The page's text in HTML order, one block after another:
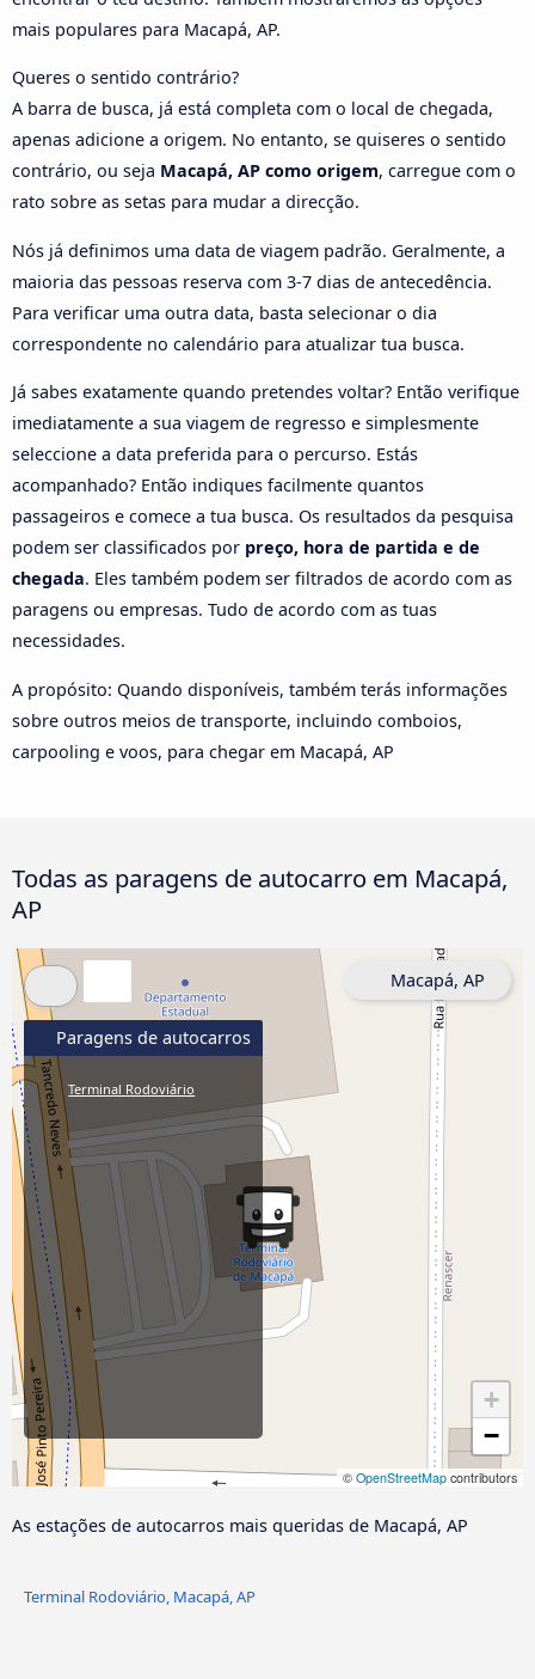
mais populares para Macapá, AP.
Queres o sentido contrário?
A barra de busca, já está completa com o local de chegada,
apenas adicione a origem. No entanto, se quiseres o sentido
contrário, ou seja Macapá, AP como origem, carregue com o
rato sobre as setas para mudar a direcção.
Nós já definimos uma data de viagem padrão. Geralmente, a
maioria das pessoas reserva com 3-7 dias de antecedência.
Para verificar uma outra data, basta selecionar o dia
correspondente no calendário para atualizar tua busca.
Já sabes exatamente quando pretendes voltar? Então verifique
imediatamente a sua viagem de regresso e simplesmente
seleccione a data preferida para o percurso. Estás
acompanhado? Então indiques facilmente quantos
passageiros e comece a tua busca. Os resultados da pesquisa
podem ser classificados por preço, hora de partida e de
chegada. Eles também podem ser filtrados de acordo com as
paragens ou empresas. Tudo de acordo com as tuas
necessidades.
A propósito: Quando disponíveis, também terás informações
sobre outros meios de transporte, incluindo comboios,
carpooling e voos, para chegar em Macapá, AP
Todas as paragens de autocarro em Macapá,
AP
+
−
© OpenStreetMap contributors
Paragens de autocarros
Terminal Rodoviário
Macapá, AP
As estações de autocarros mais queridas de Macapá, AP
Terminal Rodoviário, Macapá, AP